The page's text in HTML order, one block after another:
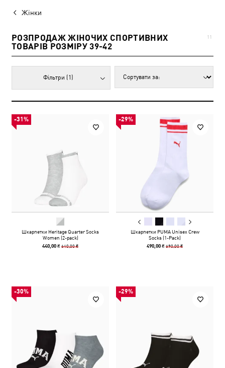
Жінки
РОЗПРОДАЖ ЖІНОЧИХ СПОРТИВНИХ
ТОВАРІВ РОЗМІРУ 39-42
11
Фільтри (1)
-31%
Шкарпетки Heritage Quarter Socks
Women (2-pack)
440,00 ₴640,00 ₴
-29%
Шкарпетки PUMA Unisex Crew
Socks (1-Pack)
490,00 ₴690,00 ₴
-30% -29%